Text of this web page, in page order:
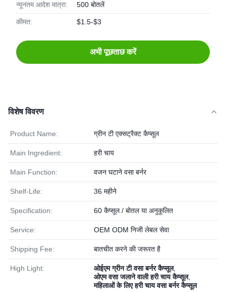
न्यूनतम आदेश मात्रा: 500 बोतलें
कीमत: $1.5-$3
अभी पूछताछ करें
विशेष विवरण
Product Name: ग्रीन टी एक्सट्रैक्ट कैप्सूल
Main Ingredient: हरी चाय
Main Function: वजन घटाने वसा बर्नर
Shelf-Life: 36 महीने
Specification: 60 कैप्सूल / बोतल या अनुकूलित
Service: OEM ODM निजी लेबल सेवा
Shipping Fee: बातचीत करने की जरूरत है
High Light: ओईएम ग्रीन टी वसा बर्नर कैप्सूल,
ओएम वसा जलाने वाली हरी चाय कैप्सूल,
महिलाओं के लिए हरी चाय वसा बर्नर कैप्सूल